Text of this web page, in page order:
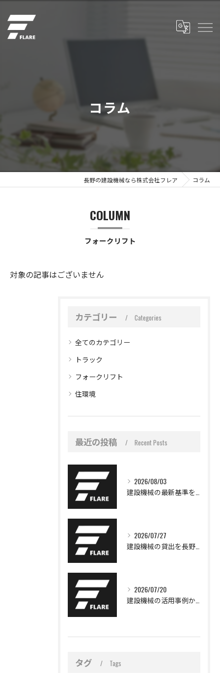
コラム
長野の建設機械なら株式会社フレア コラム
COLUMN
フォークリフト
対象の記事はございません
カテゴリー Categories
全てのカテゴリー
トラック
フォークリフト
住環境
最近の投稿 Recent Posts
2026/08/03
2026/07/27
2026/07/20
タグ Tags